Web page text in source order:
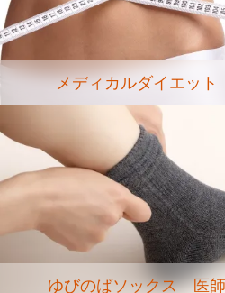
メディカルダイエッ
ゆびのばソックス 医